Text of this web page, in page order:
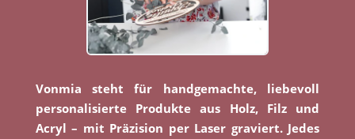
Vonmia steht für handgemachte, liebevoll
personalisierte Produkte aus Holz, Filz und
Acryl – mit Präzision per Laser graviert. Jedes